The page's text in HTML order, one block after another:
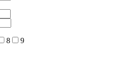
8
9